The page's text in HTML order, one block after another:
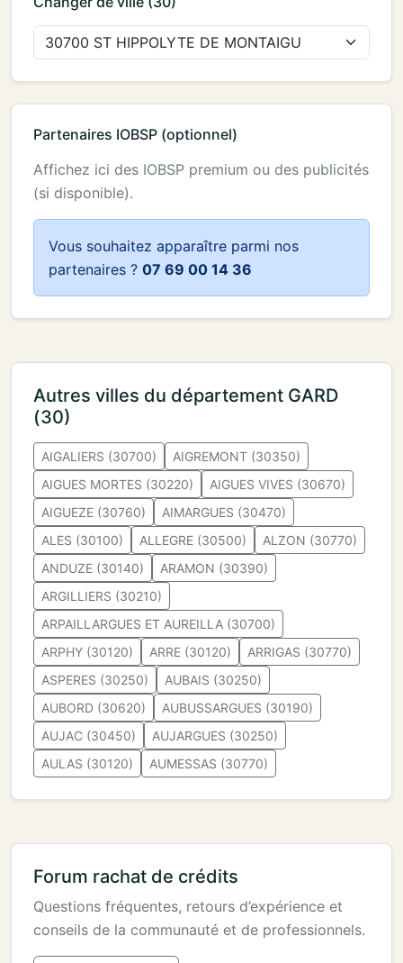
Partenaires IOBSP (optionnel)
Affichez ici des IOBSP premium ou des publicités
(si disponible).
Vous souhaitez apparaître parmi nos
partenaires ? 07 69 00 14 36
Autres villes du département GARD
(30)
AIGALIERS (30700)
AIGREMONT (30350)
AIGUES MORTES (30220)
AIGUES VIVES (30670)
AIGUEZE (30760)
AIMARGUES (30470)
ALES (30100)
ALLEGRE (30500)
ALZON (30770)
ANDUZE (30140)
ARAMON (30390)
ARGILLIERS (30210)
ARPAILLARGUES ET AUREILLA (30700)
ARPHY (30120)
ARRE (30120)
ARRIGAS (30770)
ASPERES (30250)
AUBAIS (30250)
AUBORD (30620)
AUBUSSARGUES (30190)
AUJAC (30450)
AUJARGUES (30250)
AULAS (30120)
AUMESSAS (30770)
Forum rachat de crédits
Questions fréquentes, retours d’expérience et
conseils de la communauté et de professionnels.